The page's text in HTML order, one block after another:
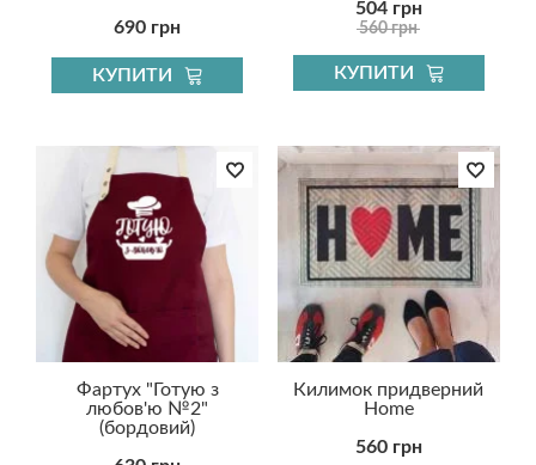
690 грн
КУПИТИ
560 грн
504 грн
КУПИТИ
Фартух "Готую з
любов'ю №2"
(бордовий)
Килимок придверний
Home
560 грн